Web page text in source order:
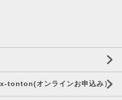
オンラインお申込み）